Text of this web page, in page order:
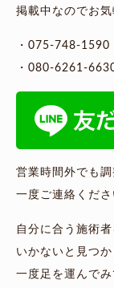
掲載中なのでお
・075-748-1590
・080-6261-
営業時間外でも
一度ご連絡くださ
自分に合う施術
いかないと見つか
一度足を運んで